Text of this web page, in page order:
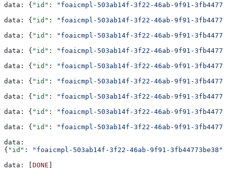
data: { "id" :
"foaicmpl-503ab14f-3f22-46ab-9f91-
data: { "id" :
"foaicmpl-503ab14f-3f22-46ab-9f91-
data: { "id" :
"foaicmpl-503ab14f-3f22-46ab-9f91-
data: { "id" :
"foaicmpl-503ab14f-3f22-46ab-9f91-
data: { "id" :
"foaicmpl-503ab14f-3f22-46ab-9f91-
data: { "id" :
"foaicmpl-503ab14f-3f22-46ab-9f91-
data: { "id" :
"foaicmpl-503ab14f-3f22-46ab-9f91-
data: { "id" :
"foaicmpl-503ab14f-3f22-46ab-9f91-
data: { "id" :
"foaicmpl-503ab14f-3f22-46ab-9f91-
data:
{ "id" : "foaicmpl-503ab14f-3f22-46ab-9f91-3fb44773be38"
data: [DONE ]